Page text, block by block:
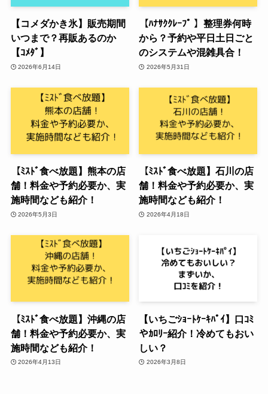
【コメダかき氷】販売期間
いつまで？再販あるのか
【ｺﾒﾀﾞ】
2026年6月14日
【ﾊﾅｻｸｸﾚｰﾌﾟ 】整理券何時
から？予約や平日土日ごと
のシステムや混雑具合！
2026年5月31日
【ﾐｽﾄﾞ食べ放題】熊本の店
舗！料金や予約必要か、実
施時間なども紹介！
2026年5月3日
【ﾐｽﾄﾞ食べ放題】石川の店
舗！料金や予約必要か、実
施時間なども紹介！
2026年4月18日
【ﾐｽﾄﾞ食べ放題】沖縄の店
舗！料金や予約必要か、実
施時間なども紹介！
2026年4月13日
【いちごｼｮｰﾄｹｰｷﾊﾟｲ】口ｺﾐ
やｶﾛﾘｰ紹介！冷めてもおい
しい？
2026年3月8日